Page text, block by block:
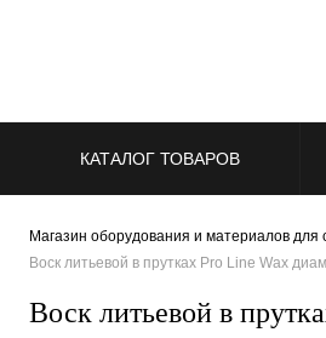
КАТАЛОГ ТОВАРОВ
Магазин оборудования и материалов для
Воск литьевой в прутках Pro Line Wax
Воск литьевой в